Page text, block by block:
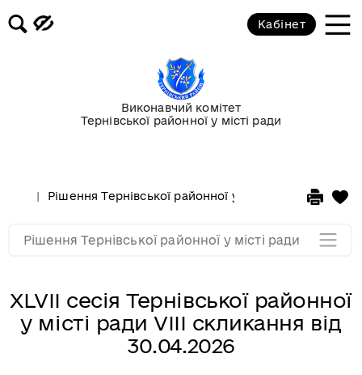
Виконавчий комітет
Тернівської районної у місті ради
Кабінет
Рішення Тернівської районної у місті ради Сесії
ХLVІІ сесія Тернівської районної
у місті ради VІІІ скликання від
30.04.2026
Рішення Тернівської районної у місті ради
Сесії за 2014 рік